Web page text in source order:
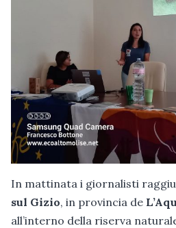
In mattinata i giornalisti
sul Gizio, in provincia de
all’interno della riserva